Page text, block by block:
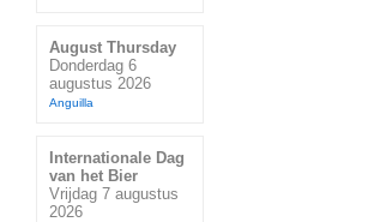
August Thursday
Donderdag 6
augustus 2026
Anguilla
Internationale Dag
van het Bier
Vrijdag 7 augustus
2026